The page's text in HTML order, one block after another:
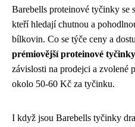
Barebells proteinové tyčinky se
kteří hledají chutnou a
bílkovin. Co se týče ceny a
prémiovější proteinové tyčinky
závislosti na prodejci a zvolené
okolo 50-60 Kč za tyčinku.
I když jsou Barebells tyčinky